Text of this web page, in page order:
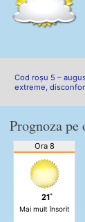
Cod roșu 5 –
extreme,
Prognoza
Ora 8
21˚
Mai mult însorit